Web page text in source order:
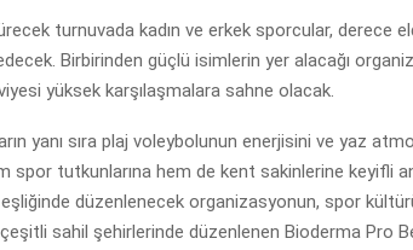
turnuvada kadın ve erkek sporcular, derece
Birbirinden güçlü isimlerin yer alacağı
yüksek karşılaşmalara sahne olacak.
yanı sıra plaj voleybolunun enerjisini ve yaz
spor tutkunlarına hem de kent sakinlerine keyifli
düzenlenecek organizasyonun, spor
çeşitli sahil şehirlerinde düzenlenen Bioderma Pro